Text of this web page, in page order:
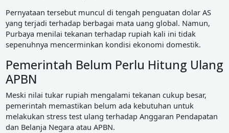
Pernyataan tersebut muncul di tengah penguatan dolar AS
yang terjadi terhadap berbagai mata uang global. Namun,
Purbaya menilai tekanan terhadap rupiah kali ini tidak
sepenuhnya mencerminkan kondisi ekonomi domestik.
Pemerintah Belum Perlu Hitung Ulang
APBN
Meski nilai tukar rupiah mengalami tekanan cukup besar,
pemerintah memastikan belum ada kebutuhan untuk
melakukan stress test ulang terhadap Anggaran Pendapatan
dan Belanja Negara atau APBN.